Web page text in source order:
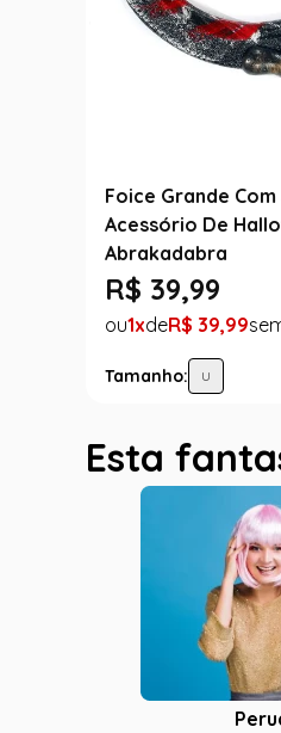
Foice Grande Com
Acessório De
Abrakadabra
R$ 39,99
1 R$ 39,99
Tamanho: U
Esta